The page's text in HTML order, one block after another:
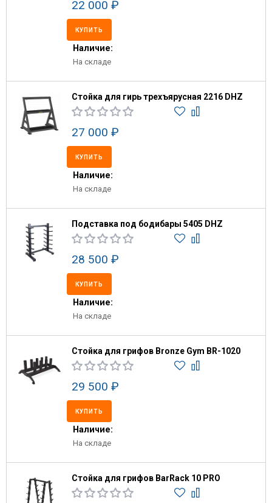
22 000 ₽
КУПИТЬ
Наличие:
На складе
Стойка для гирь трехъярусная 2216 DHZ
27 000 ₽
КУПИТЬ
Наличие:
На складе
Подставка под бодибары 5405 DHZ
28 500 ₽
КУПИТЬ
Наличие:
На складе
Стойка для грифов Bronze Gym BR-1020
29 500 ₽
КУПИТЬ
Наличие:
На складе
Стойка для грифов BarRack 10 PRO